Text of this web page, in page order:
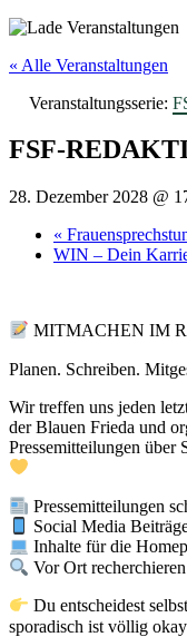
« Alle Veranstaltungen
Veranstaltungsserie:
FSF-
28. Dezember 2028 @
«
WIN – Dein
MITMACHEN IM
Planen. Schreiben.
Wir treffen uns jeden
der Blauen Frieda und
Pressemitteilungen über
Pressemitteilungen
Social Media
Inhalte für die
Vor Ort
Du entscheidest
sporadisch ist völlig